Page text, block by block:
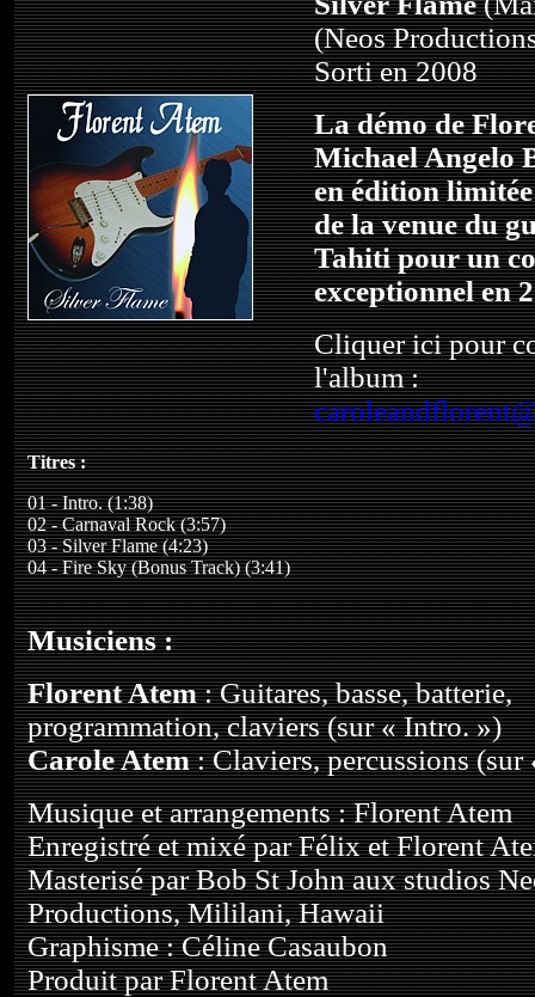
(Neos
Sorti en 2008
La démo de
Michael Angelo
en édition
de la venue du
Tahiti pour un
exceptionnel en
Cliquer ici pour
l'album :
Titres :
01 - Intro. (1:38)
02 - Carnaval Rock (3:57)
03 - Silver Flame (4:23)
04 - Fire Sky (Bonus Track) (3:41)
Musiciens :
Florent Atem: Guitares, basse, batterie,
programmation, claviers (sur « Intro. »)
Carole Atem: Claviers, percussions (sur
Musique et arrangements : Florent Atem
Enregistré et mixé par Félix et Florent
Masterisé par Bob St John aux studios
Productions, Mililani, Hawaii
Graphisme : Céline Casaubon
Produit par Florent Atem